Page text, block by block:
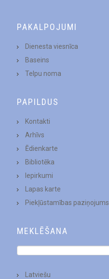
PAKALPOJUMI
Dienesta viesnīca
Baseins
Telpu noma
PAPILDUS
Kontakti
Arhīvs
Ēdienkarte
Bibliotēka
Iepirkumi
Lapas karte
Piekļūstamības paziņojums
MEKLĒŠANA
Latviešu